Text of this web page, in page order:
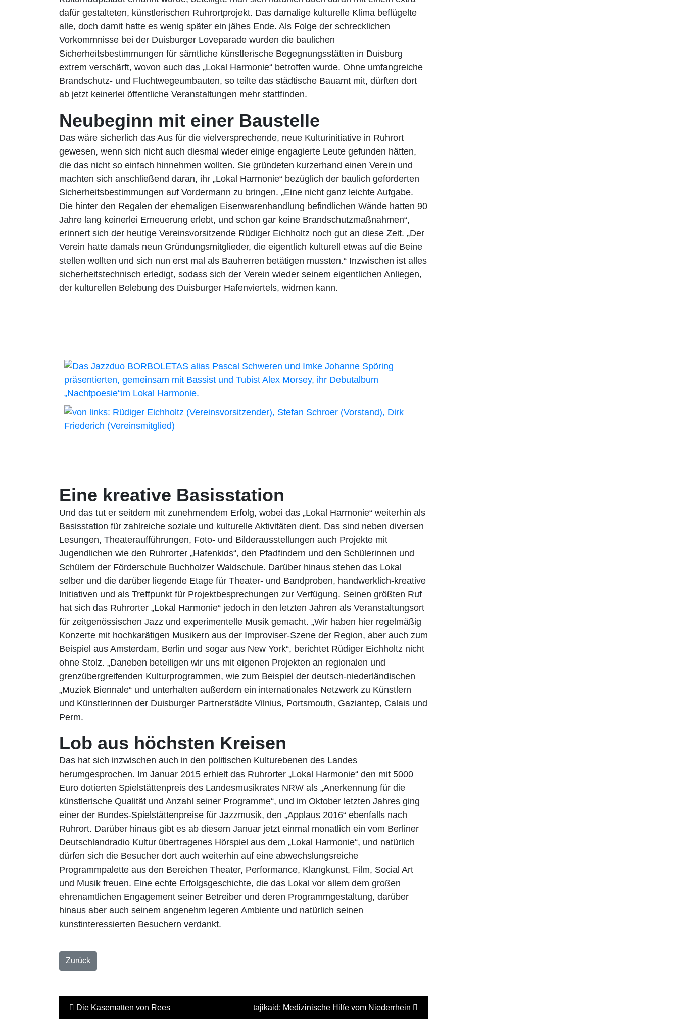
dafür gestalteten, künstlerischen Ruhrortprojekt. Das damalige kulturelle Klima beflügelte
alle, doch damit hatte es wenig später ein jähes Ende. Als Folge der schrecklichen
Vorkommnisse bei der Duisburger Loveparade wurden die baulichen
Sicherheitsbestimmungen für sämtliche künstlerische Begegnungsstätten in Duisburg
extrem verschärft, wovon auch das „Lokal Harmonie“ betroffen wurde. Ohne umfangreiche
Brandschutz- und Fluchtwegeumbauten, so teilte das städtische Bauamt mit, dürften dort
ab jetzt keinerlei öffentliche Veranstaltungen mehr stattfinden.
Neubeginn mit einer Baustelle
Das wäre sicherlich das Aus für die vielversprechende, neue Kulturinitiative in Ruhrort
gewesen, wenn sich nicht auch diesmal wieder einige engagierte Leute gefunden hätten,
die das nicht so einfach hinnehmen wollten. Sie gründeten kurzerhand einen Verein und
machten sich anschließend daran, ihr „Lokal Harmonie“ bezüglich der baulich geforderten
Sicherheitsbestimmungen auf Vordermann zu bringen. „Eine nicht ganz leichte Aufgabe.
Die hinter den Regalen der ehemaligen Eisenwarenhandlung befindlichen Wände hatten 90
Jahre lang keinerlei Erneuerung erlebt, und schon gar keine Brandschutzmaßnahmen“,
erinnert sich der heutige Vereinsvorsitzende Rüdiger Eichholtz noch gut an diese Zeit. „Der
Verein hatte damals neun Gründungsmitglieder, die eigentlich kulturell etwas auf die Beine
stellen wollten und sich nun erst mal als Bauherren betätigen mussten.“ Inzwischen ist alles
sicherheitstechnisch erledigt, sodass sich der Verein wieder seinem eigentlichen Anliegen,
der kulturellen Belebung des Duisburger Hafenviertels, widmen kann.
Eine kreative Basisstation
Und das tut er seitdem mit zunehmendem Erfolg, wobei das „Lokal Harmonie“ weiterhin als
Basisstation für zahlreiche soziale und kulturelle Aktivitäten dient. Das sind neben diversen
Lesungen, Theateraufführungen, Foto- und Bilderausstellungen auch Projekte mit
Jugendlichen wie den Ruhrorter „Hafenkids“, den Pfadfindern und den Schülerinnen und
Schülern der Förderschule Buchholzer Waldschule. Darüber hinaus stehen das Lokal
selber und die darüber liegende Etage für Theater- und Bandproben, handwerklich-kreative
Initiativen und als Treffpunkt für Projektbesprechungen zur Verfügung. Seinen größten Ruf
hat sich das Ruhrorter „Lokal Harmonie“ jedoch in den letzten Jahren als Veranstaltungsort
für zeitgenössischen Jazz und experimentelle Musik gemacht. „Wir haben hier regelmäßig
Konzerte mit hochkarätigen Musikern aus der Improviser-Szene der Region, aber auch zum
Beispiel aus Amsterdam, Berlin und sogar aus New York“, berichtet Rüdiger Eichholtz nicht
ohne Stolz. „Daneben beteiligen wir uns mit eigenen Projekten an regionalen und
grenzübergreifenden Kulturprogrammen, wie zum Beispiel der deutsch-niederländischen
„Muziek Biennale“ und unterhalten außerdem ein internationales Netzwerk zu Künstlern
und Künstlerinnen der Duisburger Partnerstädte Vilnius, Portsmouth, Gaziantep, Calais und
Perm.
Lob aus höchsten Kreisen
Das hat sich inzwischen auch in den politischen Kulturebenen des Landes
herumgesprochen. Im Januar 2015 erhielt das Ruhrorter „Lokal Harmonie“ den mit 5000
Euro dotierten Spielstättenpreis des Landesmusikrates NRW als „Anerkennung für die
künstlerische Qualität und Anzahl seiner Programme“, und im Oktober letzten Jahres ging
einer der Bundes-Spielstättenpreise für Jazzmusik, den „Applaus 2016“ ebenfalls nach
Ruhrort. Darüber hinaus gibt es ab diesem Januar jetzt einmal monatlich ein vom Berliner
Deutschlandradio Kultur übertragenes Hörspiel aus dem „Lokal Harmonie“, und natürlich
dürfen sich die Besucher dort auch weiterhin auf eine abwechslungsreiche
Programmpalette aus den Bereichen Theater, Performance, Klangkunst, Film, Social Art
und Musik freuen. Eine echte Erfolgsgeschichte, die das Lokal vor allem dem großen
ehrenamtlichen Engagement seiner Betreiber und deren Programmgestaltung, darüber
hinaus aber auch seinem angenehm legeren Ambiente und natürlich seinen
kunstinteressierten Besuchern verdankt.
Zurück
Die Kasematten von Rees tajikaid: Medizinische Hilfe vom Niederrhein